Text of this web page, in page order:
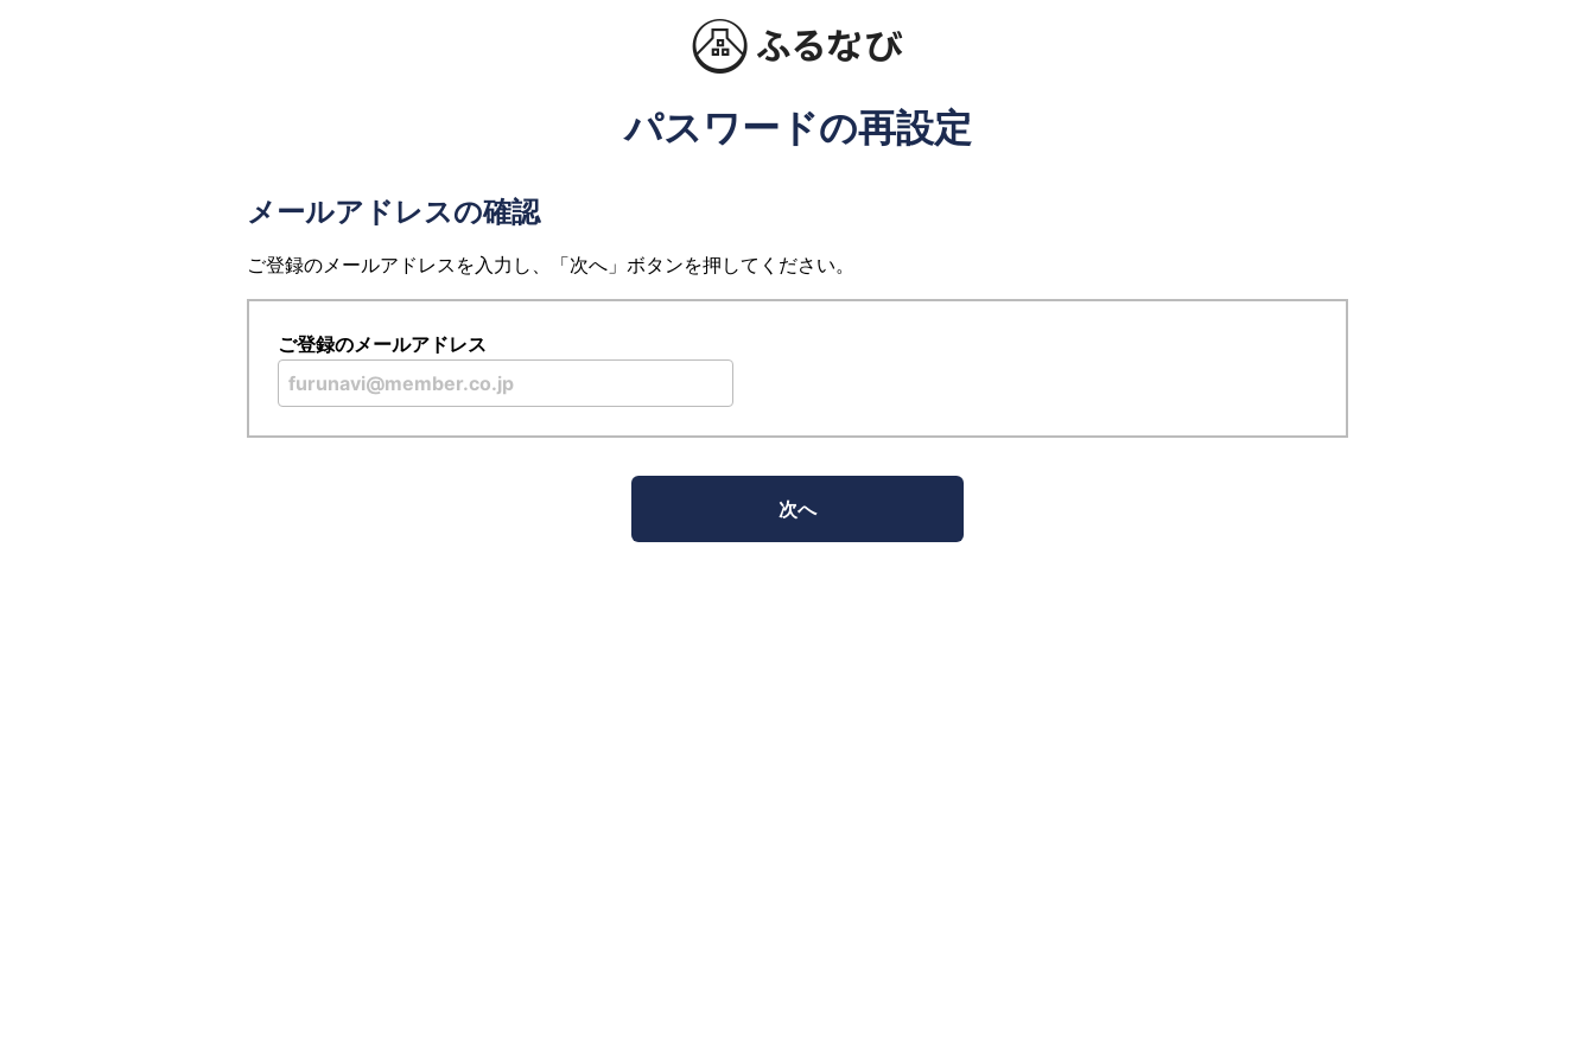
パスワードの再設定
メールアドレスの確認
ご登録のメールアドレスを入力し、「次へ」ボタンを押してください。
ご登録のメールアドレス